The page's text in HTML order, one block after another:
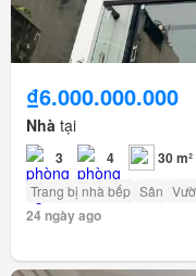
₫6.000.000.000
Nhà tại
3 4 30 m²
Trang bị nhà bếp Sân
24 ngày ago